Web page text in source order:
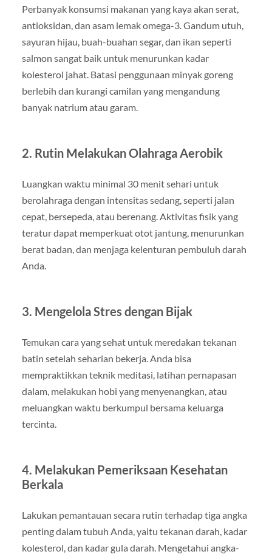
Perbanyak konsumsi makanan yang kaya akan serat,
antioksidan, dan asam lemak omega-3. Gandum utuh,
sayuran hijau, buah-buahan segar, dan ikan seperti
salmon sangat baik untuk menurunkan kadar
kolesterol jahat. Batasi penggunaan minyak goreng
berlebih dan kurangi camilan yang mengandung
banyak natrium atau garam.
2. Rutin Melakukan Olahraga Aerobik
Luangkan waktu minimal 30 menit sehari untuk
berolahraga dengan intensitas sedang, seperti jalan
cepat, bersepeda, atau berenang. Aktivitas fisik yang
teratur dapat memperkuat otot jantung, menurunkan
berat badan, dan menjaga kelenturan pembuluh darah
Anda.
3. Mengelola Stres dengan Bijak
Temukan cara yang sehat untuk meredakan tekanan
batin setelah seharian bekerja. Anda bisa
mempraktikkan teknik meditasi, latihan pernapasan
dalam, melakukan hobi yang menyenangkan, atau
meluangkan waktu berkumpul bersama keluarga
tercinta.
4. Melakukan Pemeriksaan Kesehatan
Berkala
Lakukan pemantauan secara rutin terhadap tiga angka
penting dalam tubuh Anda, yaitu tekanan darah, kadar
kolesterol, dan kadar gula darah. Mengetahui angka-